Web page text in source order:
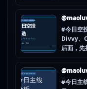
而是更
把...
#今日空
Divvy、
后面，
都没做
投项目 #...
#今日主